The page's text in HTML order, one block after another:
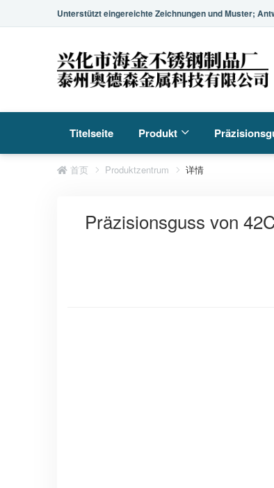
Unterstützt eingereichte Zeichnungen und Muster;
Titelseite Produkt
首页 Produktzentrum 详情
Präzisionsguss von